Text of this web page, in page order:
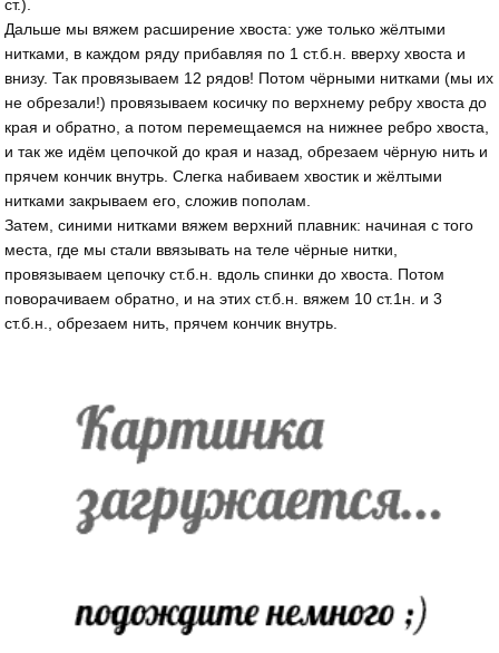
ст.).
Дальше мы вяжем расширение хвоста: уже только жёлтыми
нитками, в каждом ряду прибавляя по 1 ст.б.н. вверху хвоста и
внизу. Так провязываем 12 рядов! Потом чёрными нитками (мы их
не обрезали!) провязываем косичку по верхнему ребру хвоста до
края и обратно, а потом перемещаемся на нижнее ребро хвоста,
и так же идём цепочкой до края и назад, обрезаем чёрную нить и
прячем кончик внутрь. Слегка набиваем хвостик и жёлтыми
нитками закрываем его, сложив пополам.
Затем, синими нитками вяжем верхний плавник: начиная с того
места, где мы стали ввязывать на теле чёрные нитки,
провязываем цепочку ст.б.н. вдоль спинки до хвоста. Потом
поворачиваем обратно, и на этих ст.б.н. вяжем 10 ст.1н. и 3
ст.б.н., обрезаем нить, прячем кончик внутрь.